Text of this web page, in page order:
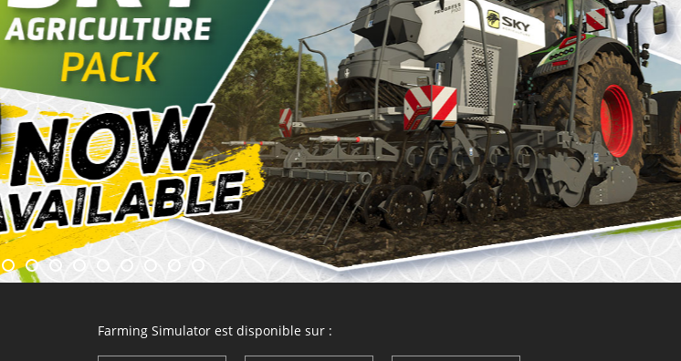
Farming Simulator est disponible sur :